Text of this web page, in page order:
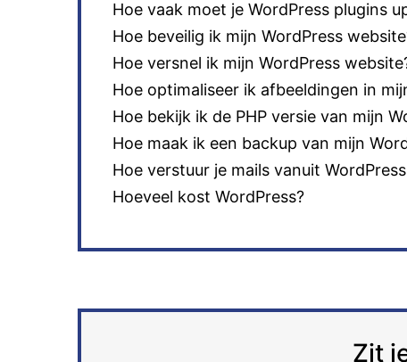
Hoe vaak moet je WordPress plugins
Hoe beveilig ik mijn WordPress
Hoe versnel ik mijn WordPress
Hoe optimaliseer ik afbeeldingen in
Hoe bekijk ik de PHP versie van mijn
Hoe maak ik een backup van mijn
Hoe verstuur je mails vanuit
Hoeveel kost WordPress?
Zit